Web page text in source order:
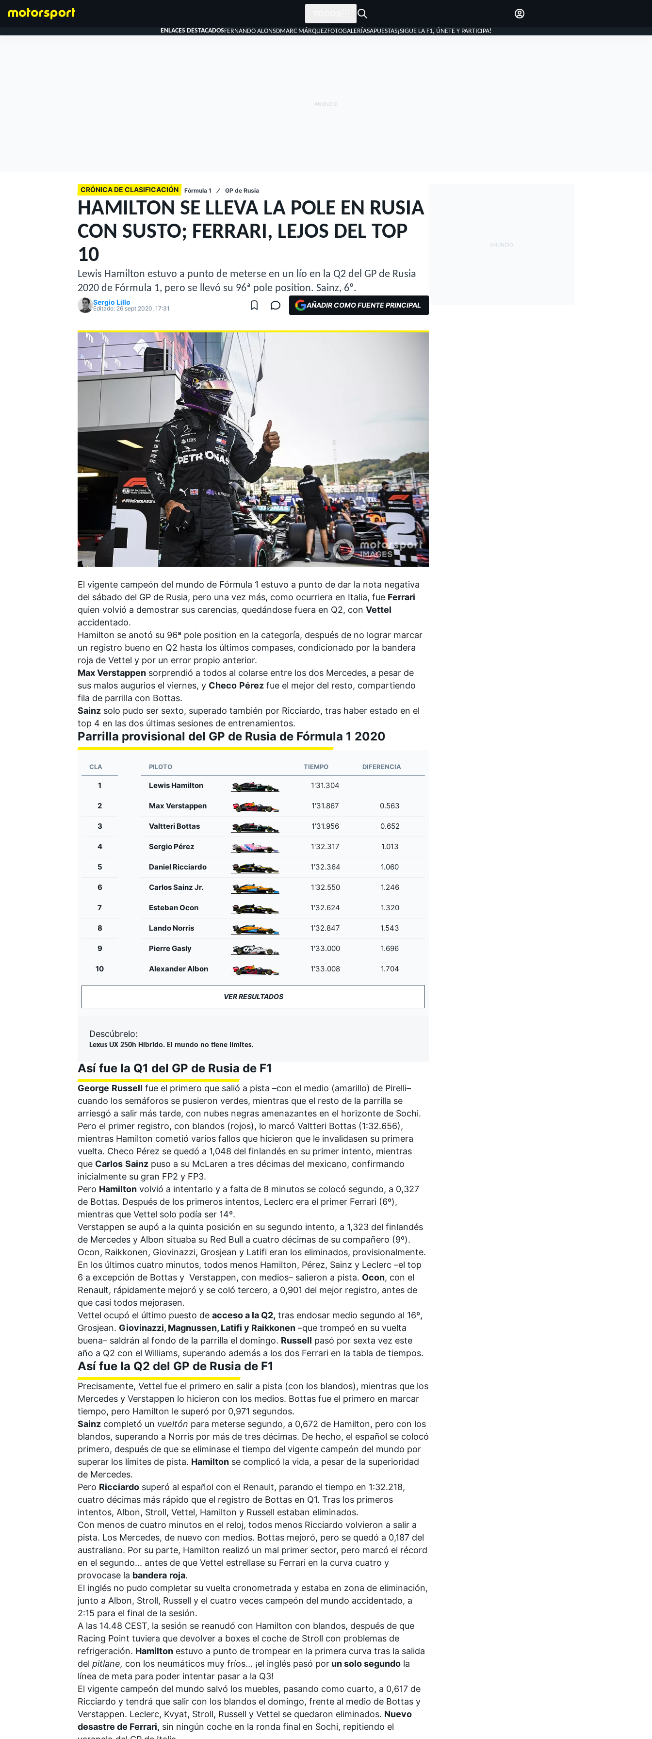
WEC
FÓRMULA E
MÁS CATEGORÍAS
ENLACES DESTACADOSFERNANDO ALONSOMARC MÁRQUEZFOTOGALERÍASAPUESTAS¡SIGUE LA F1, ÚNETE Y PARTICIPA!
CRÓNICA DE CLASIFICACIÓN Fórmula 1 GP de Rusia
HAMILTON SE LLEVA LA POLE EN RUSIA
CON SUSTO; FERRARI, LEJOS DEL TOP
10
Lewis Hamilton estuvo a punto de meterse en un lío en la Q2 del GP de Rusia
2020 de Fórmula 1, pero se llevó su 96ª pole position. Sainz, 6º.
Sergio Lillo
Editado: 26 sept 2020, 17:31 AÑADIR COMO FUENTE PRINCIPAL
El vigente campeón del mundo de Fórmula 1 estuvo a punto de dar la nota negativa
del sábado del GP de Rusia, pero una vez más, como ocurriera en Italia, fue Ferrari
quien volvió a demostrar sus carencias, quedándose fuera en Q2, con Vettel
accidentado.
Hamilton se anotó su 96ª pole position en la categoría, después de no lograr marcar
un registro bueno en Q2 hasta los últimos compases, condicionado por la bandera
roja de Vettel y por un error propio anterior.
Max Verstappen sorprendió a todos al colarse entre los dos Mercedes, a pesar de
sus malos augurios el viernes, y Checo Pérez fue el mejor del resto, compartiendo
fila de parrilla con Bottas.
Sainz solo pudo ser sexto, superado también por Ricciardo, tras haber estado en el
top 4 en las dos últimas sesiones de entrenamientos.
Parrilla provisional del GP de Rusia de Fórmula 1 2020
CLA PILOTO TIEMPO DIFERENCIA
1 Lewis Hamilton 1'31.304
2 Max Verstappen 1'31.867 0.563
3 Valtteri Bottas 1'31.956 0.652
4 Sergio Pérez 1'32.317 1.013
5 Daniel Ricciardo 1'32.364 1.060
6 Carlos Sainz Jr. 1'32.550 1.246
7 Esteban Ocon 1'32.624 1.320
8 Lando Norris 1'32.847 1.543
9 Pierre Gasly 1'33.000 1.696
10 Alexander Albon 1'33.008 1.704
VER RESULTADOS
Descúbrelo:
Lexus UX 250h Híbrido. El mundo no tiene límites.
Así fue la Q1 del GP de Rusia de F1
George Russell fue el primero que salió a pista –con el medio (amarillo) de Pirelli–
cuando los semáforos se pusieron verdes, mientras que el resto de la parrilla se
arriesgó a salir más tarde, con nubes negras amenazantes en el horizonte de Sochi.
Pero el primer registro, con blandos (rojos), lo marcó Valtteri Bottas (1:32.656),
mientras Hamilton cometió varios fallos que hicieron que le invalidasen su primera
vuelta. Checo Pérez se quedó a 1,048 del finlandés en su primer intento, mientras
que Carlos Sainz puso a su McLaren a tres décimas del mexicano, confirmando
inicialmente su gran FP2 y FP3.
Pero Hamilton volvió a intentarlo y a falta de 8 minutos se colocó segundo, a 0,327
de Bottas. Después de los primeros intentos, Leclerc era el primer Ferrari (6º),
mientras que Vettel solo podía ser 14º.
Verstappen se aupó a la quinta posición en su segundo intento, a 1,323 del finlandés
de Mercedes y Albon situaba su Red Bull a cuatro décimas de su compañero (9º).
Ocon, Raikkonen, Giovinazzi, Grosjean y Latifi eran los eliminados, provisionalmente.
En los últimos cuatro minutos, todos menos Hamilton, Pérez, Sainz y Leclerc –el top
6 a excepción de Bottas y Verstappen, con medios– salieron a pista. Ocon, con el
Renault, rápidamente mejoró y se coló tercero, a 0,901 del mejor registro, antes de
que casi todos mejorasen.
Vettel ocupó el último puesto de acceso a la Q2, tras endosar medio segundo al 16º,
Grosjean. Giovinazzi, Magnussen, Latifi y Raikkonen –que trompeó en su vuelta
buena– saldrán al fondo de la parrilla el domingo. Russell pasó por sexta vez este
año a Q2 con el Williams, superando además a los dos Ferrari en la tabla de tiempos.
Así fue la Q2 del GP de Rusia de F1
Precisamente, Vettel fue el primero en salir a pista (con los blandos), mientras que los
Mercedes y Verstappen lo hicieron con los medios. Bottas fue el primero en marcar
tiempo, pero Hamilton le superó por 0,971 segundos.
Sainz completó un vueltón para meterse segundo, a 0,672 de Hamilton, pero con los
blandos, superando a Norris por más de tres décimas. De hecho, el español se colocó
primero, después de que se eliminase el tiempo del vigente campeón del mundo por
superar los límites de pista. Hamilton se complicó la vida, a pesar de la superioridad
de Mercedes.
Pero Ricciardo superó al español con el Renault, parando el tiempo en 1:32.218,
cuatro décimas más rápido que el registro de Bottas en Q1. Tras los primeros
intentos, Albon, Stroll, Vettel, Hamilton y Russell estaban eliminados.
Con menos de cuatro minutos en el reloj, todos menos Ricciardo volvieron a salir a
pista. Los Mercedes, de nuevo con medios. Bottas mejoró, pero se quedó a 0,187 del
australiano. Por su parte, Hamilton realizó un mal primer sector, pero marcó el récord
en el segundo... antes de que Vettel estrellase su Ferrari en la curva cuatro y
provocase la bandera roja.
El inglés no pudo completar su vuelta cronometrada y estaba en zona de eliminación,
junto a Albon, Stroll, Russell y el cuatro veces campeón del mundo accidentado, a
2:15 para el final de la sesión.
A las 14.48 CEST, la sesión se reanudó con Hamilton con blandos, después de que
Racing Point tuviera que devolver a boxes el coche de Stroll con problemas de
refrigeración. Hamilton estuvo a punto de trompear en la primera curva tras la salida
del pitlane, con los neumáticos muy fríos... ¡el inglés pasó por un solo segundo la
línea de meta para poder intentar pasar a la Q3!
El vigente campeón del mundo salvó los muebles, pasando como cuarto, a 0,617 de
Ricciardo y tendrá que salir con los blandos el domingo, frente al medio de Bottas y
Verstappen. Leclerc, Kvyat, Stroll, Russell y Vettel se quedaron eliminados. Nuevo
desastre de Ferrari, sin ningún coche en la ronda final en Sochi, repitiendo el